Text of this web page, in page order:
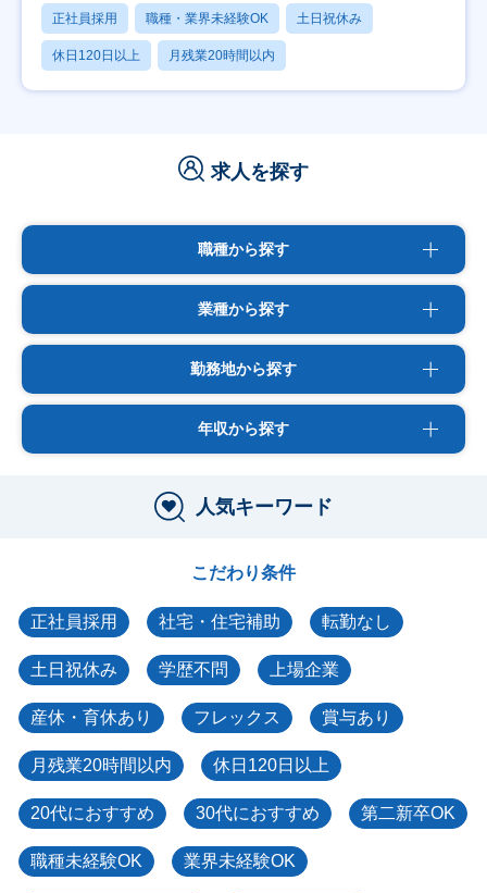
正社員採用 職種・業界未経験OK 土日祝休み
休日120日以上 月残業20時間以内
求人を探す
職種から探す
業種から探す
勤務地から探す
年収から探す
人気キーワード
こだわり条件
正社員採用 社宅・住宅補助 転勤なし
土日祝休み 学歴不問 上場企業
産休・育休あり フレックス 賞与あり
月残業20時間以内 休日120日以上
20代におすすめ 30代におすすめ 第二新卒OK
職種未経験OK 業界未経験OK